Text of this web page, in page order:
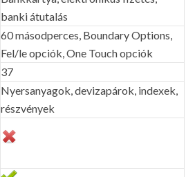
banki átutalás
60 másodperces, Boundary Options,
Fel/le opciók, One Touch opciók
37
Nyersanyagok, devizapárok, indexek,
részvények